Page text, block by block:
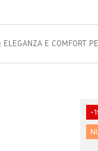
ELEGANZA E COMFORT
-